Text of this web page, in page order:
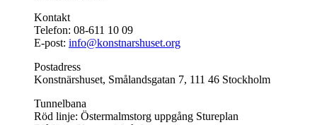
Kontakt
Telefon: 08-611 10 09
E-post: info@konstnarshuset.org
Postadress
Konstnärshuset, Smålandsgatan 7, 111 46 Stockholm
Tunnelbana
Röd linje: Östermalmstorg uppgång Stureplan